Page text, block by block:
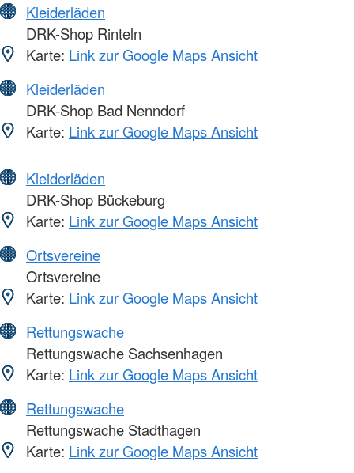
Kleiderläden
DRK-Shop Rinteln
Karte: Link zur Google Maps Ansicht
Kleiderläden
DRK-Shop Bad Nenndorf
Karte: Link zur Google Maps Ansicht
Kleiderläden
DRK-Shop Bückeburg
Karte: Link zur Google Maps Ansicht
Ortsvereine
Ortsvereine
Karte: Link zur Google Maps Ansicht
Rettungswache
Rettungswache Sachsenhagen
Karte: Link zur Google Maps Ansicht
Rettungswache
Rettungswache Stadthagen
Karte: Link zur Google Maps Ansicht